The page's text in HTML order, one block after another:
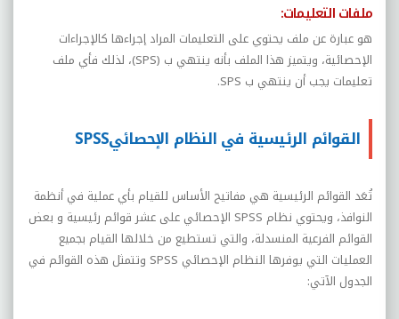
ملفات التعليمات:
هو عبارة عن ملف يحتوي على التعليمات المراد إجراءها كالإجراءات
الإحصائية، ويتميز هذا الملف بأنه ينتهي ب (SPS)، لذلك فأي ملف
تعليمات يجب أن ينتهي ب SPS
.
القوائم الرئيسية في النظام الإحصائيSPSS
تُعَد القوائم الرئيسية هي مفاتيح الأساس للقيام بأي عملية في أنظمة
النوافذ، ويحتوي نظام SPSS الإحصائي على عشر قوائم رئيسية و بعض
القوائم الفرعية المنسدلة، والتي تستطيع من خلالها القيام بجميع
العمليات التي يوفرها النظام الإحصائي SPSS وتتمثل هذه القوائم في
الجدول الآتي: